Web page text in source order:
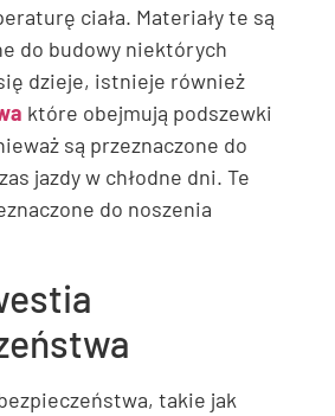
ciała. Materiały te są
do budowy niektórych
dzieje, istnieje również
które obejmują podszewki
są przeznaczone do
jazdy w chłodne dni. Te
do noszenia
takie jak